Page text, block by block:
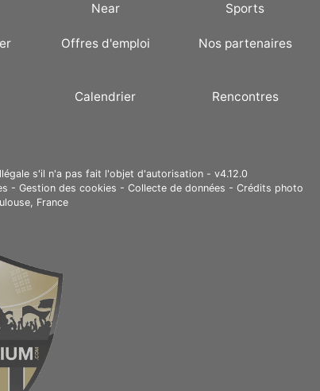
Near Sports
Offres d'emploi Nos partenaires
Calendrier Rencontres
s'il n'a pas fait l'objet d'autorisation - v4.12.0
- Gestion des cookies - Collecte de données - Crédits photo
France